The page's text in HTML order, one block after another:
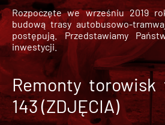
Rozpoczęte we wrześniu 2019
budową trasy autobusowo-
postępują. Przedstawiamy
inwestycji.
Remonty
143 (ZDJĘCIA)